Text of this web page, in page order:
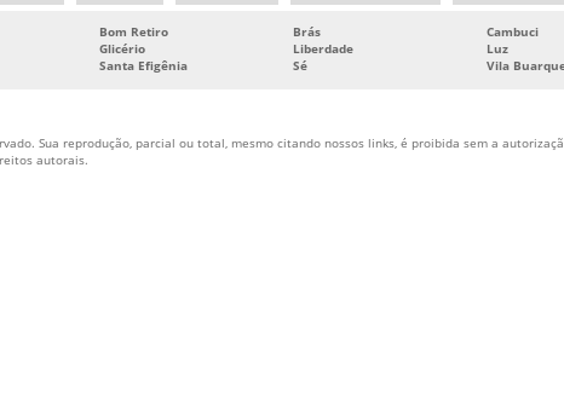
Bom Retiro Brás Cambuci
Glicério Liberdade Luz
Santa Efigênia Sé Vila
Sua reprodução, parcial ou total, mesmo citando nossos links, é proibida sem a
autorais.